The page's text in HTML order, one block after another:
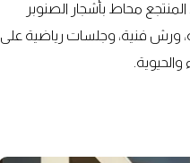
محاط بأشجار الصنوبر
ورش فنية، وجلسات رياضية على